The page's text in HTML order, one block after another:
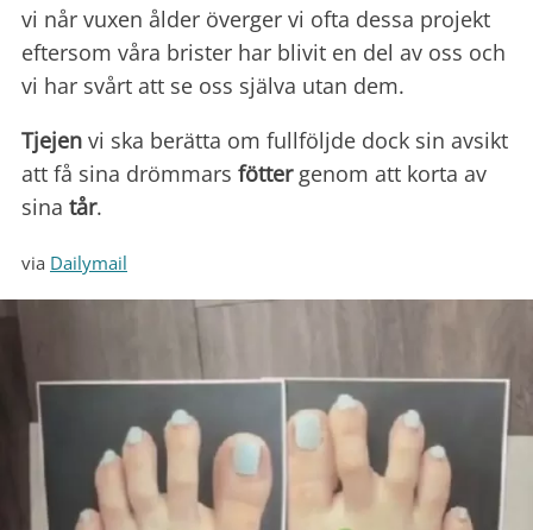
vi når vuxen ålder överger vi ofta dessa projekt
eftersom våra brister har blivit en del av oss och
vi har svårt att se oss själva utan dem.
Tjejen vi ska berätta om fullföljde dock sin avsikt
att få sina drömmars föttergenom att korta av
sina tår.
via Dailymail